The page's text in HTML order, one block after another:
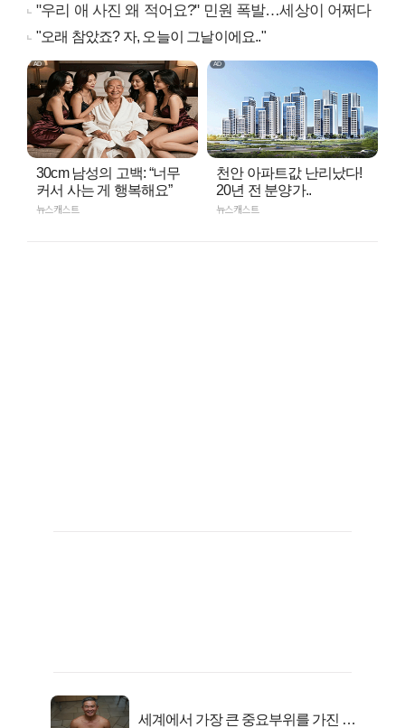
"우리 애 사진 왜 적어요?" 민원 폭발…세상이 어쩌다
"오래 참았죠? 자, 오늘이 그날이에요.."
30cm 남성의 고백: “너무
커서 사는 게 행복해요”
뉴스캐스트
천안 아파트값 난리났다!
20년 전 분양가..
뉴스캐스트
세계에서 가장 큰 중요부위를 가진 남